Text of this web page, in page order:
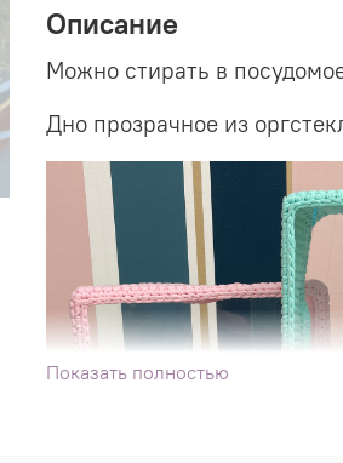
Описание
Можно стирать в
Дно прозрачное из
Показать полностью